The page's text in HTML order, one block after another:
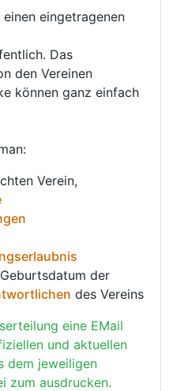
eingetragenen
Das
den Vereinen
können ganz einfach
Verein,
der
des Vereins
eine EMail
und aktuellen
dem jeweiligen
zum ausdrucken.